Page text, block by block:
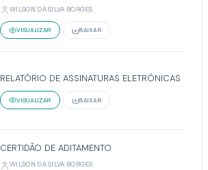
WILSON DA SILVA BORGES
VISUALIZAR BAIXAR
RELATÓRIO DE ASSINATURAS ELETRÔNICAS
VISUALIZAR BAIXAR
CERTIDÃO DE ADITAMENTO
WILSON DA SILVA BORGES